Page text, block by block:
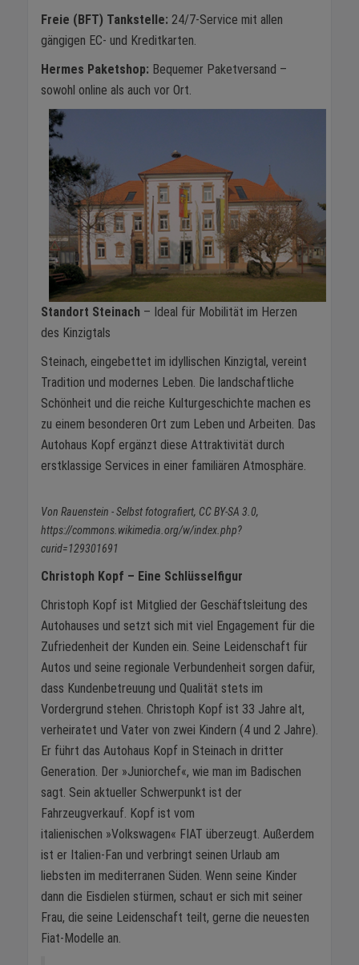
Freie (BFT) Tankstelle: 24/7-Service mit allen
gängigen EC- und Kreditkarten.
Hermes Paketshop: Bequemer Paketversand –
sowohl online als auch vor Ort.
Standort Steinach – Ideal für Mobilität im Herzen
des Kinzigtals
Steinach, eingebettet im idyllischen Kinzigtal, vereint
Tradition und modernes Leben. Die landschaftliche
Schönheit und die reiche Kulturgeschichte machen es
zu einem besonderen Ort zum Leben und Arbeiten. Das
Autohaus Kopf ergänzt diese Attraktivität durch
erstklassige Services in einer familiären Atmosphäre.
Von Rauenstein - Selbst fotografiert, CC BY-SA 3.0,
https://commons.wikimedia.org/w/index.php?
curid=129301691
Christoph Kopf – Eine Schlüsselfigur
Christoph Kopf ist Mitglied der Geschäftsleitung des
Autohauses und setzt sich mit viel Engagement für die
Zufriedenheit der Kunden ein. Seine Leidenschaft für
Autos und seine regionale Verbundenheit sorgen dafür,
dass Kundenbetreuung und Qualität stets im
Vordergrund stehen. Christoph Kopf ist 33 Jahre alt,
verheiratet und Vater von zwei Kindern (4 und 2 Jahre).
Er führt das Autohaus Kopf in Steinach in dritter
Generation. Der »Juniorchef«, wie man im Badischen
sagt. Sein aktueller Schwerpunkt ist der
Fahrzeugverkauf. Kopf ist vom
italienischen »Volkswagen« FIAT überzeugt. Außerdem
ist er Italien-Fan und verbringt seinen Urlaub am
liebsten im mediterranen Süden. Wenn seine Kinder
dann die Eisdielen stürmen, schaut er sich mit seiner
Frau, die seine Leidenschaft teilt, gerne die neuesten
Fiat-Modelle an.